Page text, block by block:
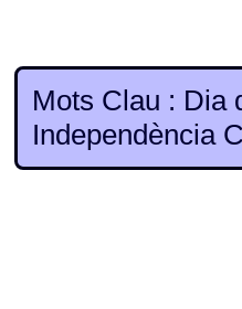
Mots Clau : Dia
Independència